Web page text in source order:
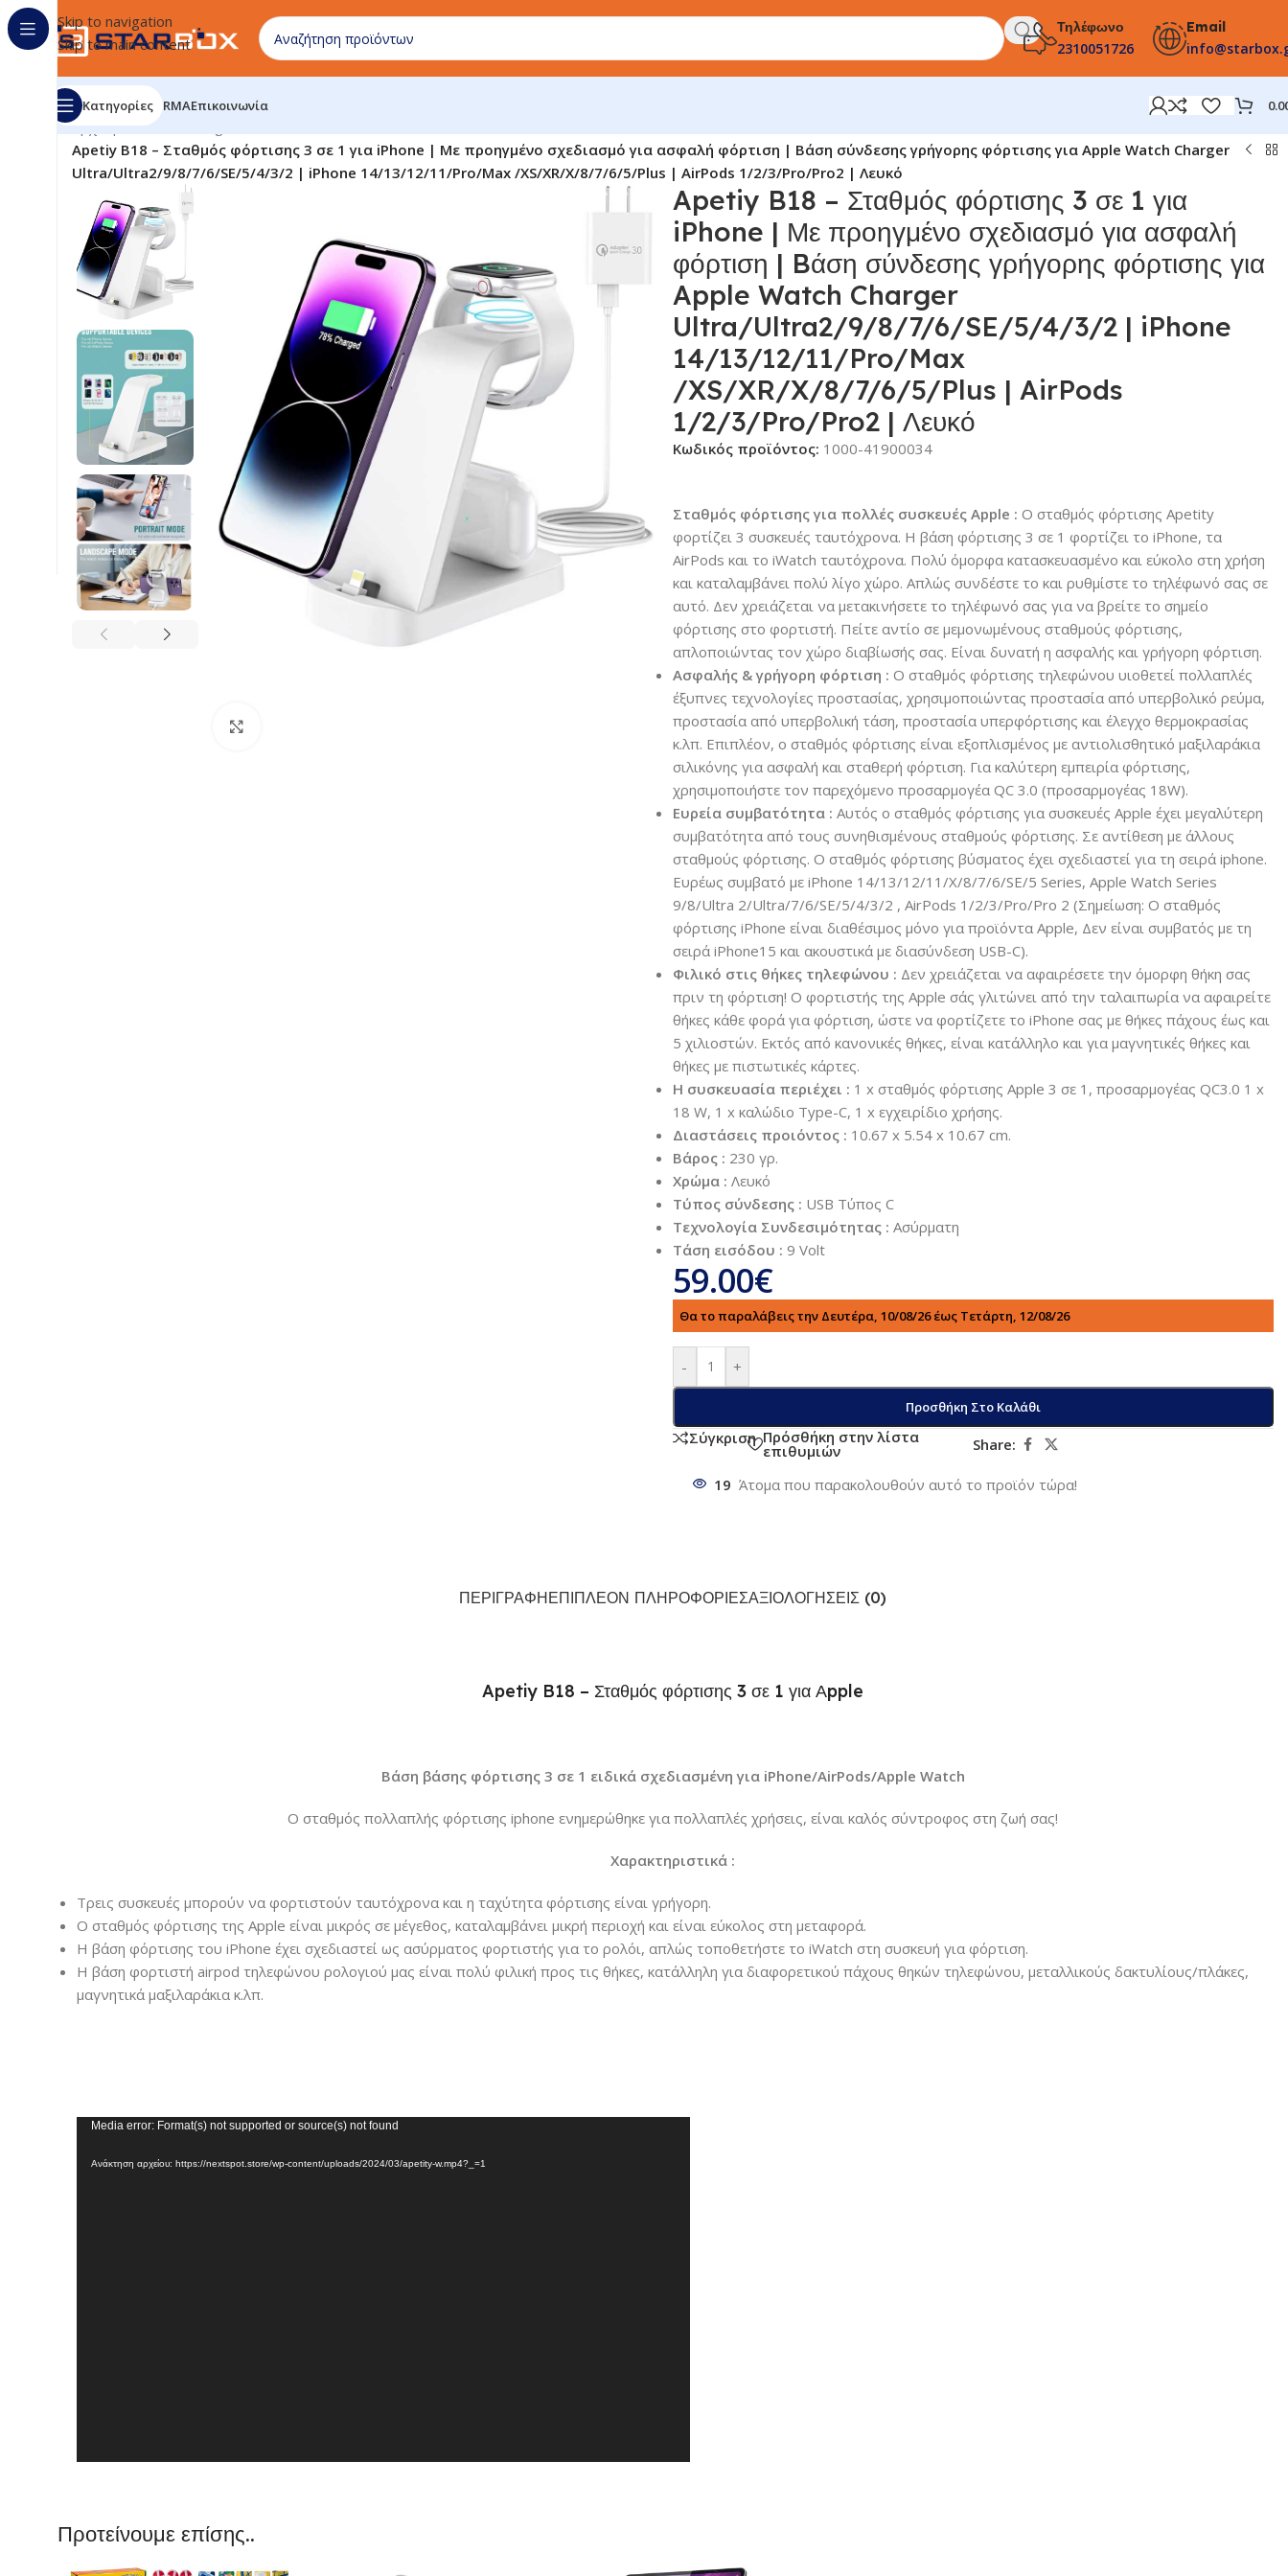
Skip to navigation
Skip to main content
Τηλέφωνο
2310051726
Email
Κατηγορίες RMAΕπικοινωνία
Αρχική σελίδα
Apetiy B18 – Σταθμός φόρτισης 3 σε 1 για iPhone | Με προηγμένο σχεδιασμό για ασφαλή φόρτιση | Bάση σύνδεσης γρήγορης φόρτισης για Apple Watch Charger
Ultra/Ultra2/9/8/7/6/SE/5/4/3/2 | iPhone 14/13/12/11/Pro/Max /XS/XR/X/8/7/6/5/Plus | AirPods 1/2/3/Pro/Pro2 | Λευκό
Apetiy B18 – Σταθμός φόρτισης 3 σε 1 για
iPhone | Με προηγμένο σχεδιασμό για ασφαλή
φόρτιση | Bάση σύνδεσης γρήγορης φόρτισης για
Apple Watch Charger
Ultra/Ultra2/9/8/7/6/SE/5/4/3/2 | iPhone
14/13/12/11/Pro/Max
/XS/XR/X/8/7/6/5/Plus | AirPods
1/2/3/Pro/Pro2 | Λευκό
Κωδικός προϊόντος: 1000-41900034
Σταθμός φόρτισης για πολλές συσκευές Apple : Ο σταθμός φόρτισης Apetity
φορτίζει 3 συσκευές ταυτόχρονα. Η βάση φόρτισης 3 σε 1 φορτίζει το iPhone, τα
AirPods και το iWatch ταυτόχρονα. Πολύ όμορφα κατασκευασμένο και εύκολο στη χρήση
και καταλαμβάνει πολύ λίγο χώρο. Απλώς συνδέστε το και ρυθμίστε το τηλέφωνό σας σε
αυτό. Δεν χρειάζεται να μετακινήσετε το τηλέφωνό σας για να βρείτε το σημείο
φόρτισης στο φορτιστή. Πείτε αντίο σε μεμονωμένους σταθμούς φόρτισης,
απλοποιώντας τον χώρο διαβίωσής σας. Είναι δυνατή η ασφαλής και γρήγορη φόρτιση.
Ασφαλής & γρήγορη φόρτιση : Ο σταθμός φόρτισης τηλεφώνου υιοθετεί πολλαπλές
έξυπνες τεχνολογίες προστασίας, χρησιμοποιώντας προστασία από υπερβολικό ρεύμα,
προστασία από υπερβολική τάση, προστασία υπερφόρτισης και έλεγχο θερμοκρασίας
κ.λπ. Επιπλέον, ο σταθμός φόρτισης είναι εξοπλισμένος με αντιολισθητικό μαξιλαράκια
σιλικόνης για ασφαλή και σταθερή φόρτιση. Για καλύτερη εμπειρία φόρτισης,
χρησιμοποιήστε τον παρεχόμενο προσαρμογέα QC 3.0 (προσαρμογέας 18W).
Ευρεία συμβατότητα : Αυτός ο σταθμός φόρτισης για συσκευές Apple έχει μεγαλύτερη
συμβατότητα από τους συνηθισμένους σταθμούς φόρτισης. Σε αντίθεση με άλλους
σταθμούς φόρτισης. Ο σταθμός φόρτισης βύσματος έχει σχεδιαστεί για τη σειρά iphone.
Ευρέως συμβατό με iPhone 14/13/12/11/X/8/7/6/SE/5 Series, Apple Watch Series
9/8/Ultra 2/Ultra/7/6/SE/5/4/3/2 , AirPods 1/2/3/Pro/Pro 2 (Σημείωση: Ο σταθμός
φόρτισης iPhone είναι διαθέσιμος μόνο για προϊόντα Apple, Δεν είναι συμβατός με τη
σειρά iPhone15 και ακουστικά με διασύνδεση USB-C).
Φιλικό στις θήκες τηλεφώνου : Δεν χρειάζεται να αφαιρέσετε την όμορφη θήκη σας
πριν τη φόρτιση! Ο φορτιστής της Apple σάς γλιτώνει από την ταλαιπωρία να αφαιρείτε
θήκες κάθε φορά για φόρτιση, ώστε να φορτίζετε το iPhone σας με θήκες πάχους έως και
5 χιλιοστών. Εκτός από κανονικές θήκες, είναι κατάλληλο και για μαγνητικές θήκες και
θήκες με πιστωτικές κάρτες.
Η συσκευασία περιέχει : 1 x σταθμός φόρτισης Apple 3 σε 1, προσαρμογέας QC3.0 1 x
18 W, 1 x καλώδιο Type-C, 1 x εγχειρίδιο χρήσης.
Διαστάσεις προιόντος : 10.67 x 5.54 x 10.67 cm.
Βάρος : 230 γρ.
Χρώμα : Λευκό
Τύπος σύνδεσης : USB Τύπος C
Τεχνολογία Συνδεσιμότητας : Ασύρματη
Τάση εισόδου : 9 Volt
59.00€
Θα το παραλάβεις την Δευτέρα, 10/08/26 έως Τετάρτη, 12/08/26
- +
Προσθήκη Στο Καλάθι
Σύγκριση Πρόσθήκη στην λίστα
επιθυμιών Share:
19 Άτομα που παρακολουθούν αυτό το προϊόν τώρα!
ΠΕΡΙΓΡΑΦΉΕΠΙΠΛΈΟΝ ΠΛΗΡΟΦΟΡΊΕΣΑΞΙΟΛΟΓΉΣΕΙΣ (0)
Apetiy B18 – Σταθμός φόρτισης 3 σε 1 για Αpple
Βάση βάσης φόρτισης 3 σε 1 ειδικά σχεδιασμένη για iPhone/AirPods/Apple Watch
Ο σταθμός πολλαπλής φόρτισης iphone ενημερώθηκε για πολλαπλές χρήσεις, είναι καλός σύντροφος στη ζωή σας!
Χαρακτηριστικά :
Τρεις συσκευές μπορούν να φορτιστούν ταυτόχρονα και η ταχύτητα φόρτισης είναι γρήγορη.
Ο σταθμός φόρτισης της Apple είναι μικρός σε μέγεθος, καταλαμβάνει μικρή περιοχή και είναι εύκολος στη μεταφορά.
Η βάση φόρτισης του iPhone έχει σχεδιαστεί ως ασύρματος φορτιστής για το ρολόι, απλώς τοποθετήστε το iWatch στη συσκευή για φόρτιση.
Η βάση φορτιστή airpod τηλεφώνου ρολογιού μας είναι πολύ φιλική προς τις θήκες, κατάλληλη για διαφορετικού πάχους θηκών τηλεφώνου, μεταλλικούς δακτυλίους/πλάκες,
μαγνητικά μαξιλαράκια κ.λπ.
Πρόγραμμα
Βίντεο
Media error: Format(s) not supported or source(s) not found
Ανάκτηση αρχείου: https://nextspot.store/wp-content/uploads/2024/03/apetity-w.mp4?_=1
Προτείνουμε επίσης..